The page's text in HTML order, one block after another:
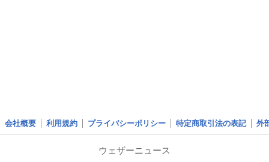
会社概要 利用規約 プライバシーポリシー 特定商取引法の表記 外
ウェザーニュース